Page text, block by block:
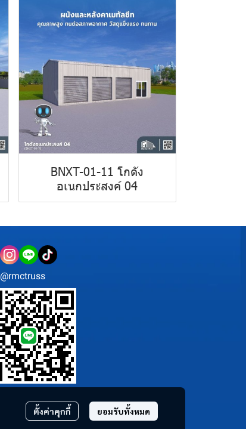
BNXT-01-11 โกดัง
อเนกประสงค์ 04
ตั้งค่าคุกกี้ ยอมรับทั้งหมด
@rmctruss